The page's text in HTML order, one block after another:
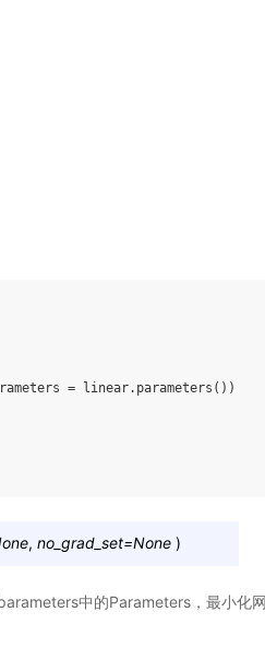
= linear. parameters ())
, no_grad_set=None )
中的Parameters，最小化网